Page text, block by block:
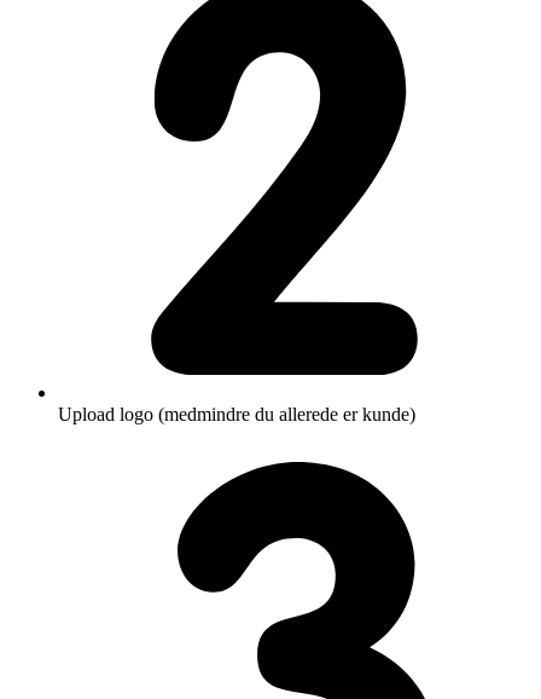
Upload logo (medmindre du allerede er kunde)